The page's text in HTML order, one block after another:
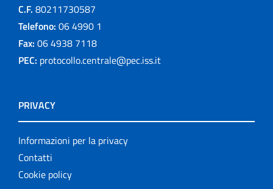
C.F. 80211730587
Telefono: 06 4990 1
Fax: 06 4938 7118
PEC: protocollo.centrale@pec.iss.it
PRIVACY
Informazioni per la privacy
Contatti
Cookie policy